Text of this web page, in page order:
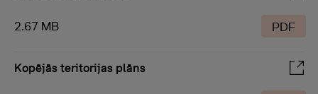
2.67 MB PDF
Kopējās teritorijas plāns